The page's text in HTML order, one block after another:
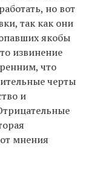
но вот
так как они
якобы
извинение
что
черты
и
мнения